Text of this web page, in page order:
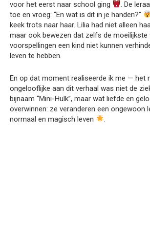
voor het eerst naar school ging
. De
toe en vroeg: “En wat is dit in je handen?”
keek trots naar haar. Lilia had niet alleen
maar ook bewezen dat zelfs de moeilijkste
voorspellingen een kind niet kunnen
leven te hebben.
En op dat moment realiseerde ik me — het
ongelooflijke aan dit verhaal was niet de
bijnaam “Mini-Hulk”, maar wat liefde en
overwinnen: ze veranderen een ongewoon
normaal en magisch leven
.